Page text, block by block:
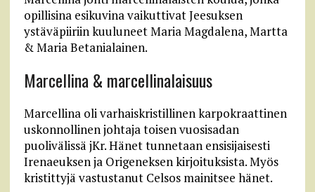
opillisina esikuvina vaikuttivat Jeesuksen
ystäväpiiriin kuuluneet Maria Magdalena, Martta
& Maria Betanialainen.
Marcellina & marcellinalaisuus
Marcellina oli varhaiskristillinen karpokraattinen
uskonnollinen johtaja toisen vuosisadan
puolivälissä jKr. Hänet tunnetaan ensisijaisesti
Irenaeuksen ja Origeneksen kirjoituksista. Myös
kristittyjä vastustanut Celsos mainitsee hänet.